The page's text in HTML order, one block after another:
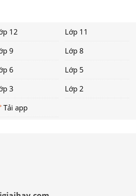
12
Lớp 11
9
Lớp 8
6
Lớp 5
3
Lớp 2
Tải app